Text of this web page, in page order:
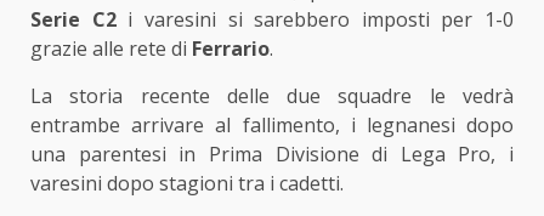
Serie C2i varesini si sarebbero imposti per 1-0
grazie alle rete di Ferrario.
La storia recente delle due squadre le vedrà
entrambe arrivare al fallimento, i legnanesi dopo
una parentesi in Prima Divisione di Lega Pro, i
varesini dopo stagioni tra i cadetti.